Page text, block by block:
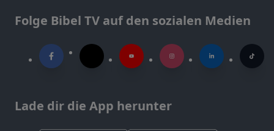
Folge Bibel TV auf den sozialen Medien
Lade dir die App herunter